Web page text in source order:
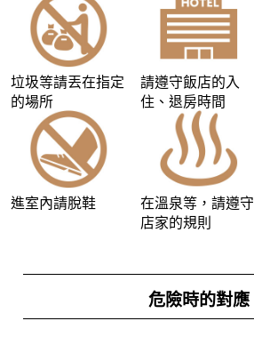
垃圾等請丟在指定
的場所
請遵守飯店的入
住、退房時間
進室內請脫鞋
在溫泉等，請遵守
店家的規則
危險時的對應